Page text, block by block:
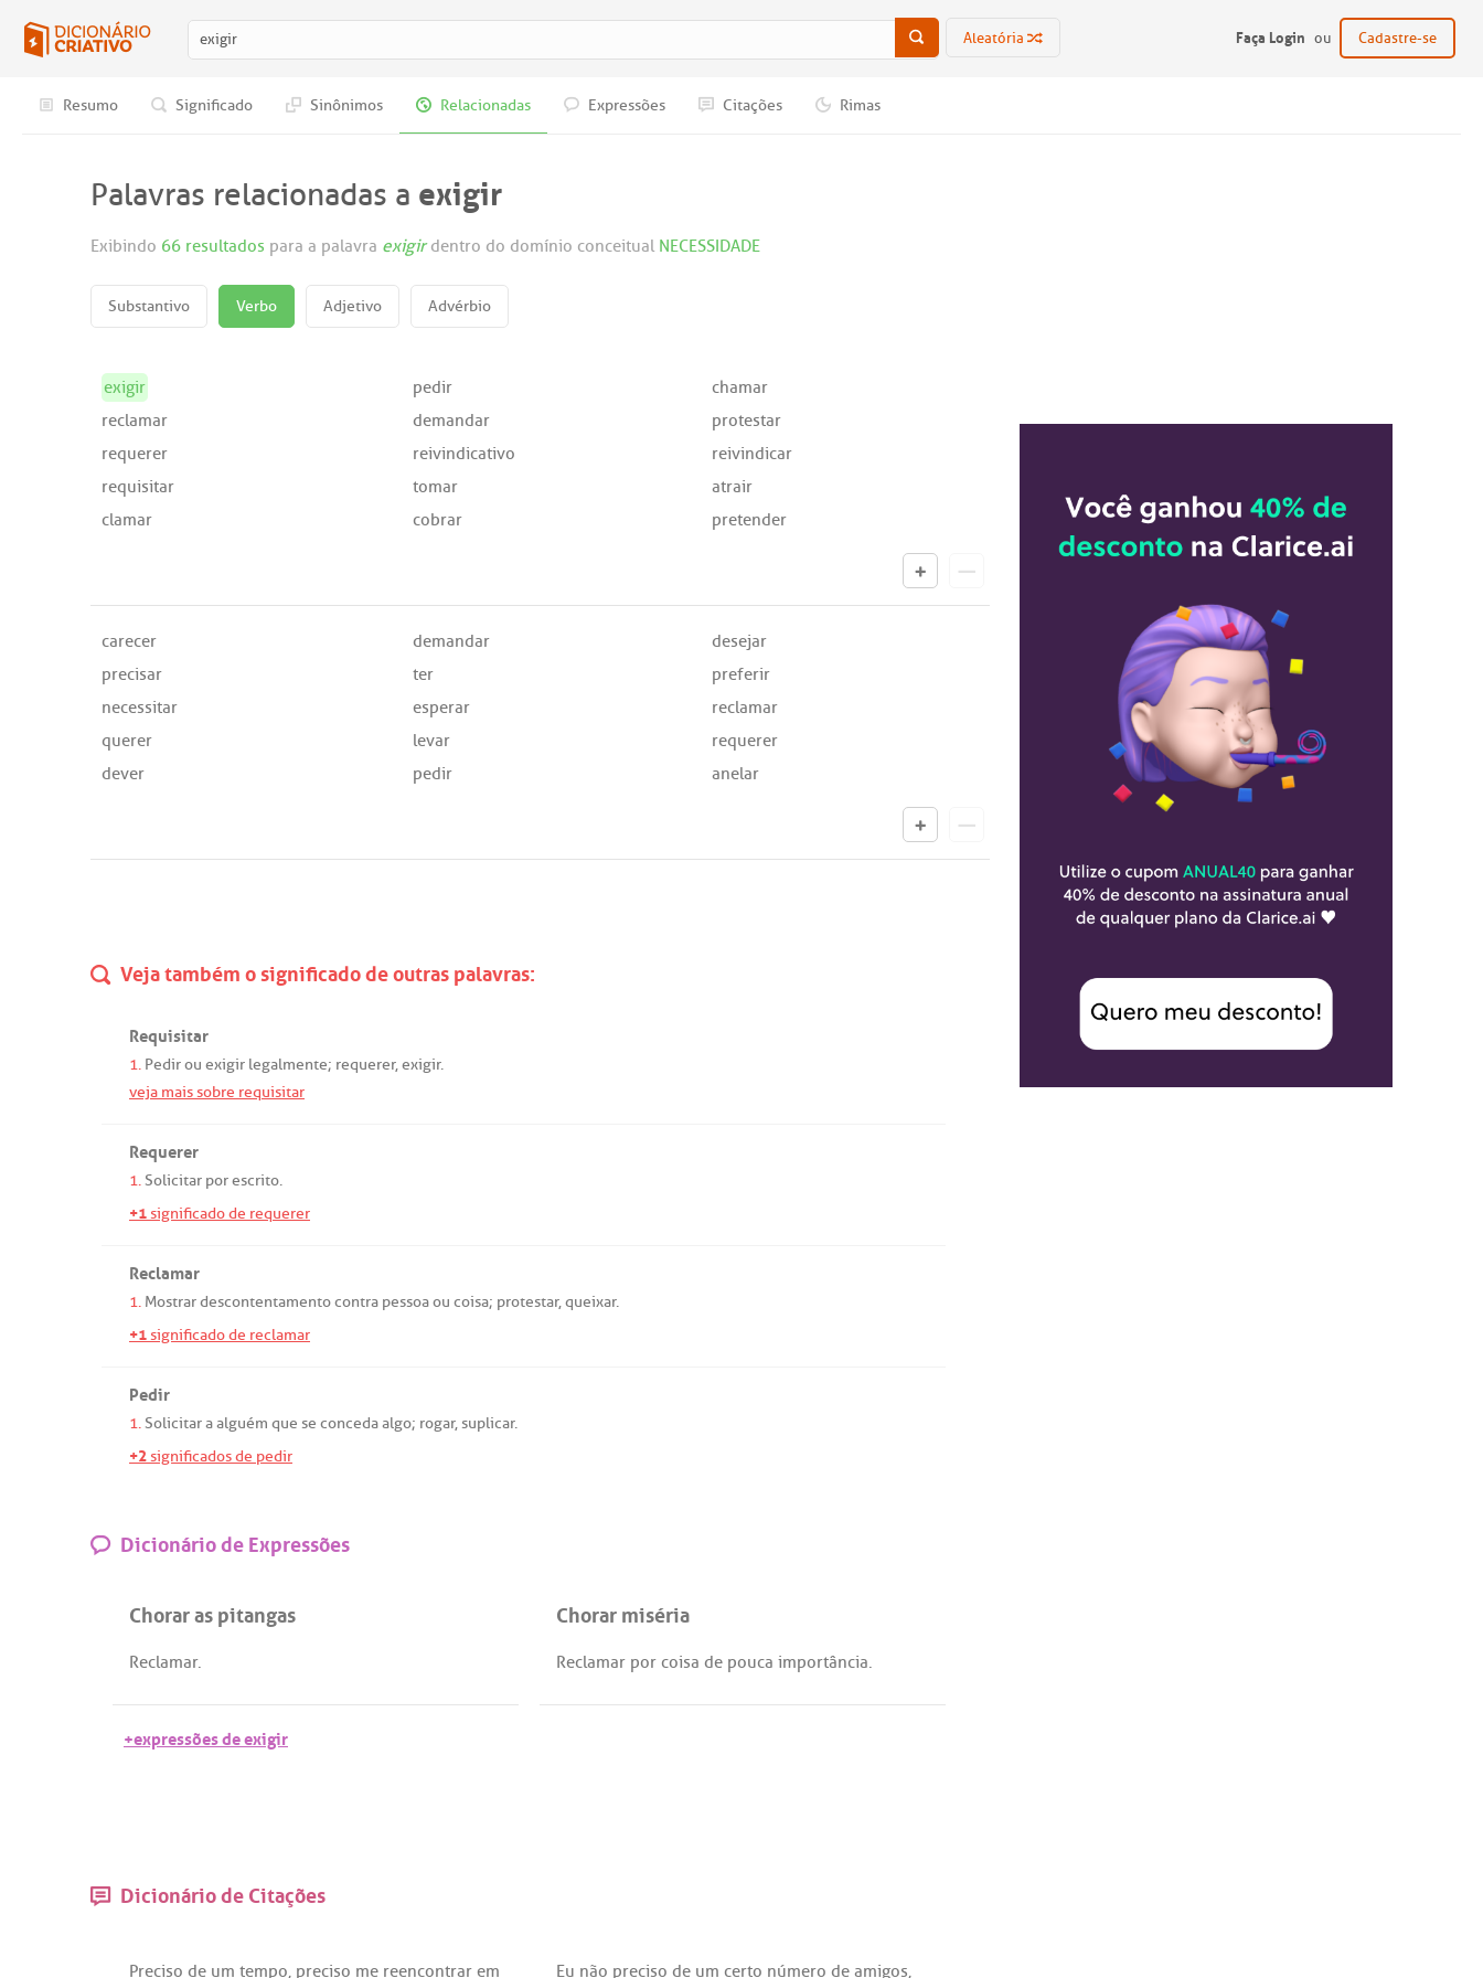
Aleatória Faça Login ou Cadastre-se
Resumo Significado Sinônimos Relacionadas Expressões Citações Rimas
Palavras relacionadas a exigir
Exibindo 66 resultados para a palavra exigirdentro do domínio conceitual NECESSIDADE
Substantivo Verbo Adjetivo Advérbio
exigir
reclamar
requerer
requisitar
clamar
pedir
demandar
reivindicativo
tomar
cobrar
chamar
protestar
reivindicar
atrair
pretender
carecer
precisar
necessitar
querer
dever
demandar
ter
esperar
levar
pedir
desejar
preferir
reclamar
requerer
anelar
Veja também o significado de outras palavras:
Requisitar
1. Pedirou exigir legalmente; requerer,exigir.
veja mais sobre requisitar
Requerer
1.Solicitar porescrito.
+1significado de requerer
Reclamar
1. Mostrardescontentamentocontra pessoaou coisa; protestar,queixar.
+1significado de reclamar
Pedir
1.Solicitaraalguém que se concedaalgo; rogar,suplicar.
+2significados de pedir
Dicionário de Expressões
Chorar as pitangas
Reclamar.
Chorar miséria
Reclamar por coisa de pouca importância.
+expressões de exigir
Dicionário de Citações
Preciso de um tempo, preciso me reencontrar em Eu não preciso de um certo número de amigos,